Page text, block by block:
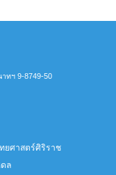
ทฯ 9-8749-50
ยศาสตร์ศิริราช
ล